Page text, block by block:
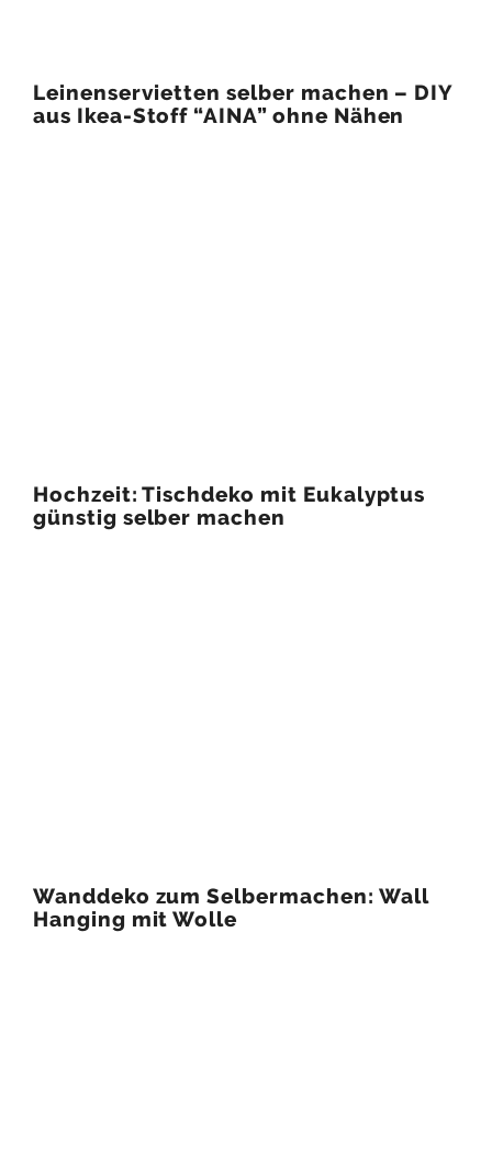
Leinenservietten selber machen – DIY
aus Ikea-Stoff “AINA” ohne Nähen
Hochzeit: Tischdeko mit Eukalyptus
günstig selber machen
Wanddeko zum Selbermachen: Wall
Hanging mit Wolle